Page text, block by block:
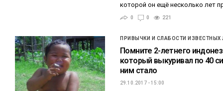
которой он ещё несколько лет
0 0 221
ПРИВЫЧКИ И СЛАБОСТИ
Помните 2-летнего
который выкуривал по 40
ним стало
29.10.2017 - 15:00